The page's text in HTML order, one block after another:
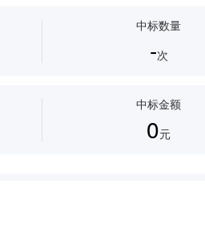
中标数量
-次
中标金额
0元